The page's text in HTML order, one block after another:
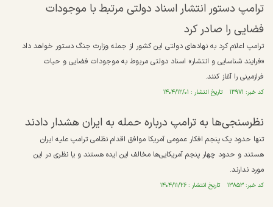
ترامپ دستور انتشار اسناد دولتی مرتبط با موجودات
فضایی را صادر کرد
ترامپ اعلام کرد به نهاد‌های دولتی این کشور از جمله وزارت جنگ دستور خواهد داد
«فرایند شناسایی و انتشار» اسناد دولتی مربوط به موجودات فضایی و حیات
فرازمینی را آغاز کنند.
کد خبر: ۱۳۹۷۱ تاریخ انتشار : ۱۴۰۴/۱۲/۰۱
نظرسنجی‌ها به ترامپ درباره حمله به ایران هشدار دادند
تنها حدود یک پنجم افکار عمومی آمریکا موافق اقدام نظامی ترامپ علیه ایران
هستند و حدود چهار پنجم آمریکایی‌ها مخالف این ایده هستند و یا نظری در این
مورد ندارند.
کد خبر: ۱۳۸۵۳ تاریخ انتشار : ۱۴۰۴/۱۱/۲۶